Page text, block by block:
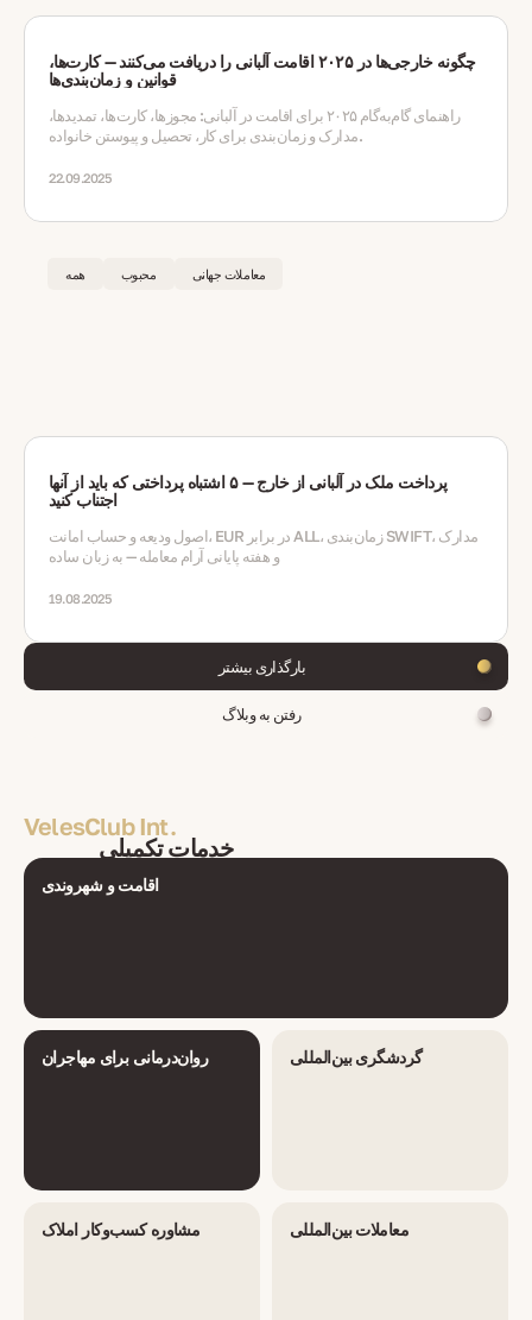
چگونه خارجی‌ها در ۲۰۲۵ اقامت آلبانی را دریافت می‌کنند — کارت‌ها،
قوانین و زمان‌بندی‌ها
راهنمای گام‌به‌گام ۲۰۲۵ برای اقامت در آلبانی: مجوزها، کارت‌ها، تمدیدها،
مدارک و زمان‌بندی برای کار، تحصیل و پیوستن خانواده.
22.09.2025
همه محبوب معاملات جهانی
پرداخت ملک در آلبانی از خارج — ۵ اشتباه پرداختی که باید از آنها
اجتناب کنید
اصول ودیعه و حساب امانت، EUR در برابر ALL، زمان‌بندی SWIFT، مدارک
و هفته پایانی آرام معامله — به زبان ساده
19.08.2025
بارگذاری بیشتر
رفتن به وبلاگ
VelesClub Int.
خدمات تکمیلی
اقامت و شهروندی
روان‌درمانی برای مهاجران گردشگری بین‌المللی
مشاوره کسب‌وکار املاک معاملات بین‌المللی